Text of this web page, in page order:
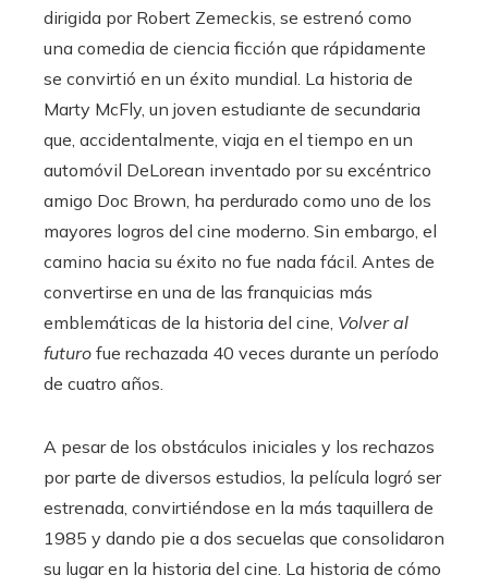
dirigida por Robert Zemeckis, se estrenó como
una comedia de ciencia ficción que rápidamente
se convirtió en un éxito mundial. La historia de
Marty McFly, un joven estudiante de secundaria
que, accidentalmente, viaja en el tiempo en un
automóvil DeLorean inventado por su excéntrico
amigo Doc Brown, ha perdurado como uno de los
mayores logros del cine moderno. Sin embargo, el
camino hacia su éxito no fue nada fácil. Antes de
convertirse en una de las franquicias más
emblemáticas de la historia del cine, Volver al
futuro fue rechazada 40 veces durante un período
de cuatro años.
A pesar de los obstáculos iniciales y los rechazos
por parte de diversos estudios, la película logró ser
estrenada, convirtiéndose en la más taquillera de
1985 y dando pie a dos secuelas que consolidaron
su lugar en la historia del cine. La historia de cómo